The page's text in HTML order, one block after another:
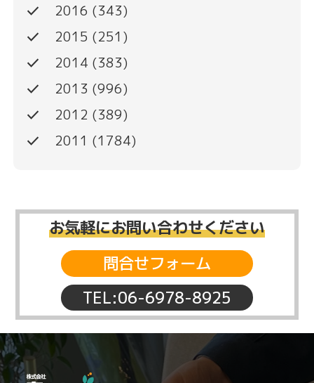
done 2016 (343)
done 2015 (251)
done 2014 (383)
done 2013 (996)
done 2012 (389)
done 2011 (1784)
お気軽にお問い合わせください
TEL:06-6978-8925
問合せフォーム